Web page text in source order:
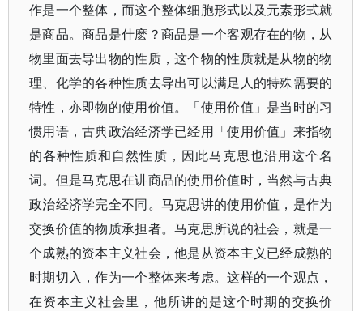
作是一个整体，而这个整体细胞形式以及元素形式就
是商品。商品是什麽？商品是一个客观存在的物，从
物里面去导出物的性质，这个物的性质就是从物的物
理、化学的各种性质去导出可以满足人的特殊需要的
特性，亦即物的使用价值。「使用价值」是当时的习
惯用语，古典政治经济学已经用「使用价值」来指物
的各种性质和自然性质，因此马克思也沿用这个名
词。但是马克思在讲商品的使用价值时，当然与古典
政治经济学完全不同。马克思讲的使用价值，是作为
交换价值的物质承担者。马克思所说的社会，就是一
个成熟的资本主义社会，他是从资本主义已经成熟的
时期切入，作为一个整体来考虑。这样的一个观点，
在资本主义社会里，他所讲的是这个时期的交换价